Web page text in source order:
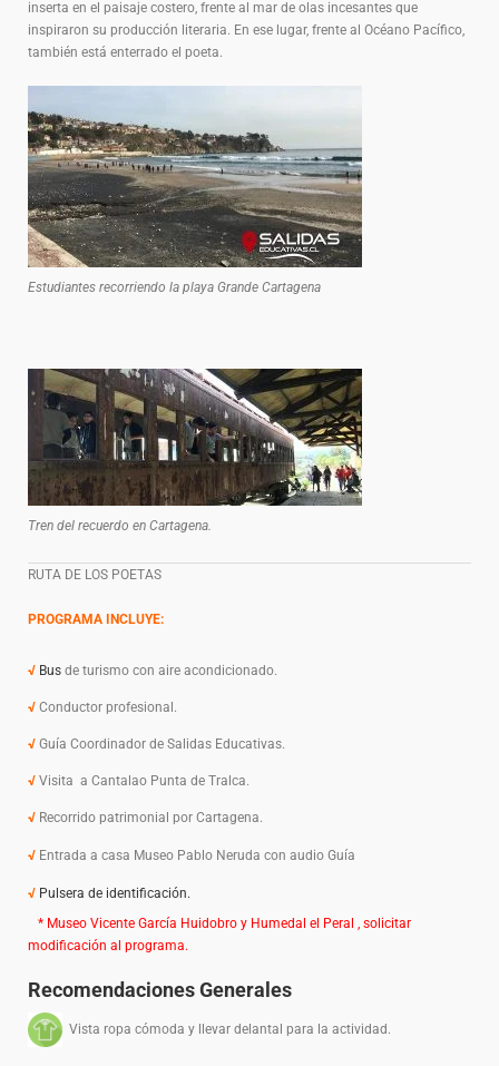
inserta en el paisaje costero, frente al mar de olas incesantes que
inspiraron su producción literaria. En ese lugar, frente al Océano Pacífico,
también está enterrado el poeta.
Estudiantes recorriendo la playa Grande Cartagena
Tren del recuerdo en Cartagena.
RUTA DE LOS POETAS
PROGRAMA INCLUYE:
√ Bus de turismo con aire acondicionado.
√ Conductor profesional.
√ Guía Coordinador de Salidas Educativas.
√ Visita a Cantalao Punta de Tralca.
√ Recorrido patrimonial por Cartagena.
√ Entrada a casa Museo Pablo Neruda con audio Guía
√ Pulsera de identificación.
* Museo Vicente García Huidobro y Humedal el Peral , solicitar
modificación al programa.
Recomendaciones Generales
Vista ropa cómoda y llevar delantal para la actividad.